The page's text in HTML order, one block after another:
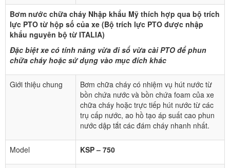
Bơm nước chữa cháy Nhập khẩu Mỹ thích hợp qua bộ trích
lực PTO từ hộp số của xe (Bộ trích lực PTO được nhập
khẩu nguyên bộ từ ITALIA)
Đặc biệt xe có tính năng vừa đi số vừa cài PTO để phun
chữa cháy hoặc sử dụng vào mục đích khác
Giới thiệu chung
Bơm chữa cháy có nhiệm vụ hút nước từ
bồn chứa nước và bồn chứa foam của xe
chữa cháy hoặc trực tiếp hút nước từ các
trụ cấp nước, ao hồ tạo áp suất cao phun
nước dập tắt các đám cháy nhanh nhất.
Model KSP – 750